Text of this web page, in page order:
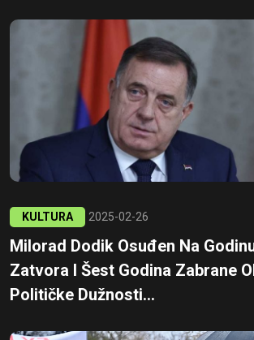
KULTURA 2025-02-26
Milorad Dodik Osuđen Na
Zatvora I Šest Godina Zabrane
Političke Dužnosti...